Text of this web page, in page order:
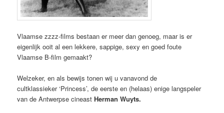
Vlaamse zzzz-films bestaan er meer dan genoeg, maar is er
eigenlijk ooit al een lekkere, sappige, sexy en goed foute
Vlaamse B-film gemaakt?
Welzeker, en als bewijs tonen wij u vanavond de
cultklassieker ‘Princess’, de eerste en (helaas) enige langspeler
van de Antwerpse cineast Herman Wuyts.